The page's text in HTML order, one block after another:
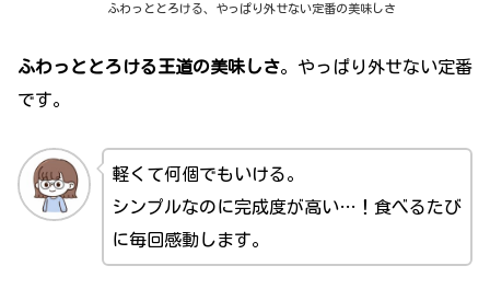
ふわっととろける、やっぱり外せない定番の美味しさ
ふわっととろける王道の美味しさ。やっぱり外せない定番
です。
軽くて何個でもいける。
シンプルなのに完成度が高い…！食べるたび
に毎回感動します。